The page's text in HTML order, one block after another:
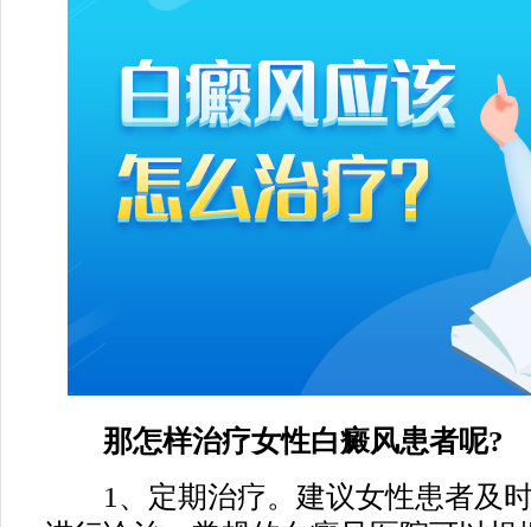
那怎样治疗女性白癜风患者呢?
1、定期治疗。建议女性患者及时